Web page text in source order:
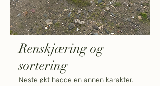
Renskjæring og
sortering
Neste økt hadde en annen karakter.